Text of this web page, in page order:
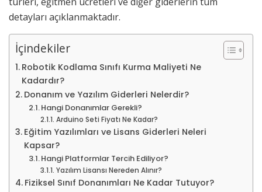
detayları açıklanmaktadır.
İçindekiler
Robotik Kodlama Sınıfı Kurma Maliyeti Ne
Kadardır?
Donanım ve Yazılım Giderleri Nelerdir?
Hangi Donanımlar Gerekli?
Arduino Seti Fiyatı Ne Kadar?
Eğitim Yazılımları ve Lisans Giderleri Neleri
Kapsar?
Hangi Platformlar Tercih Ediliyor?
Yazılım Lisansı Nereden Alınır?
Fiziksel Sınıf Donanımları Ne Kadar Tutuyor?